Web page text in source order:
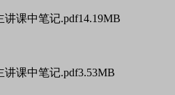
讲课中笔记.pdf14.19MB
讲课中笔记.pdf3.53MB